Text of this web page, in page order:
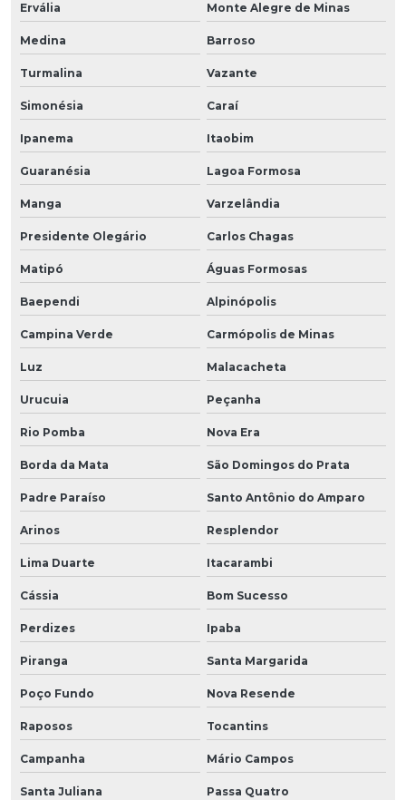
Ervália Monte Alegre de Minas
Medina Barroso
Turmalina Vazante
Simonésia Caraí
Ipanema Itaobim
Guaranésia Lagoa Formosa
Manga Varzelândia
Presidente Olegário Carlos Chagas
Matipó Águas Formosas
Baependi Alpinópolis
Campina Verde Carmópolis de Minas
Luz Malacacheta
Urucuia Peçanha
Rio Pomba Nova Era
Borda da Mata São Domingos do Prata
Padre Paraíso Santo Antônio do Amparo
Arinos Resplendor
Lima Duarte Itacarambi
Cássia Bom Sucesso
Perdizes Ipaba
Piranga Santa Margarida
Poço Fundo Nova Resende
Raposos Tocantins
Campanha Mário Campos
Santa Juliana Passa Quatro